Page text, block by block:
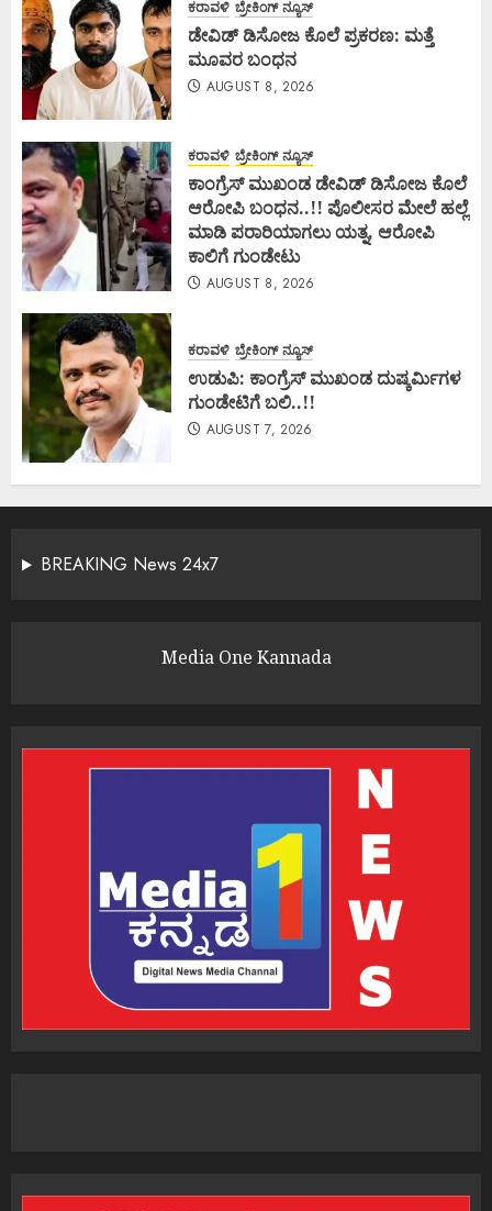
ಕರಾವಳಿ ಬ್ರೇಕಿಂಗ್ ನ್ಯೂಸ್
ಡೇವಿಡ್ ಡಿಸೋಜ ಕೊಲೆ ಪ್ರಕರಣ: ಮತ್ತೆ
ಮೂವರ ಬಂಧನ
AUGUST 8, 2026
ಕರಾವಳಿ ಬ್ರೇಕಿಂಗ್ ನ್ಯೂಸ್
ಕಾಂಗ್ರೆಸ್ ಮುಖಂಡ ಡೇವಿಡ್ ಡಿಸೋಜ ಕೊಲೆ
ಆರೋಪಿ ಬಂಧನ..!! ಪೊಲೀಸರ ಮೇಲೆ ಹಲ್ಲೆ
ಮಾಡಿ ಪರಾರಿಯಾಗಲು ಯತ್ನ, ಆರೋಪಿ
ಕಾಲಿಗೆ ಗುಂಡೇಟು
AUGUST 8, 2026
ಕರಾವಳಿ ಬ್ರೇಕಿಂಗ್ ನ್ಯೂಸ್
ಉಡುಪಿ: ಕಾಂಗ್ರೆಸ್ ಮುಖಂಡ ದುಷ್ಕರ್ಮಿಗಳ
ಗುಂಡೇಟಿಗೆ ಬಲಿ..!!
AUGUST 7, 2026
BREAKING News 24x7
Media One Kannada